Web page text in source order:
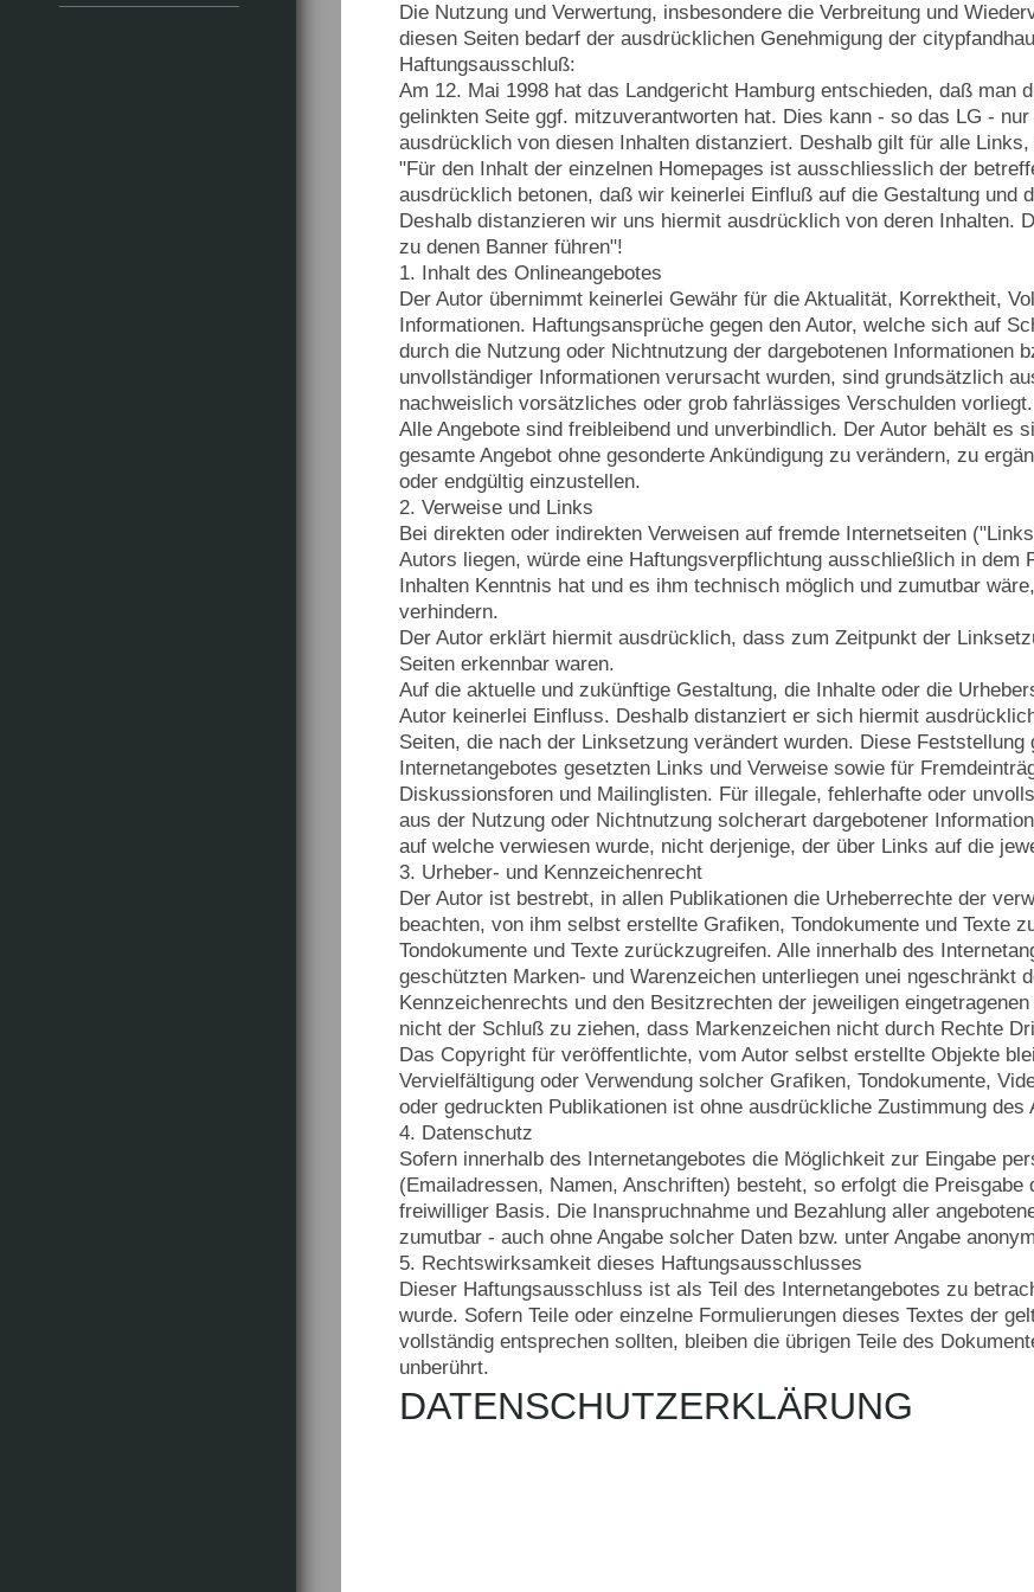
Die Nutzung und Verwertung, insbesondere die Verbreitung und
diesen Seiten bedarf der ausdrücklichen Genehmigung der
Haftungsausschluß:
Am 12. Mai 1998 hat das Landgericht Hamburg entschieden, daß man
gelinkten Seite ggf. mitzuverantworten hat. Dies kann - so das LG -
ausdrücklich von diesen Inhalten distanziert. Deshalb gilt für alle
"Für den Inhalt der einzelnen Homepages ist ausschliesslich der
ausdrücklich betonen, daß wir keinerlei Einfluß auf die Gestaltung und
Deshalb distanzieren wir uns hiermit ausdrücklich von deren Inhalten.
zu denen Banner führen"!
1. Inhalt des Onlineangebotes
Der Autor übernimmt keinerlei Gewähr für die Aktualität, Korrektheit,
Informationen. Haftungsansprüche gegen den Autor, welche sich auf
durch die Nutzung oder Nichtnutzung der dargebotenen Informationen
unvollständiger Informationen verursacht wurden, sind grundsätzlich
nachweislich vorsätzliches oder grob fahrlässiges Verschulden vorliegt.
Alle Angebote sind freibleibend und unverbindlich. Der Autor behält es
gesamte Angebot ohne gesonderte Ankündigung zu verändern, zu
oder endgültig einzustellen.
2. Verweise und Links
Bei direkten oder indirekten Verweisen auf fremde Internetseiten
Autors liegen, würde eine Haftungsverpflichtung ausschließlich in dem
Inhalten Kenntnis hat und es ihm technisch möglich und zumutbar
verhindern.
Der Autor erklärt hiermit ausdrücklich, dass zum Zeitpunkt der
Seiten erkennbar waren.
Auf die aktuelle und zukünftige Gestaltung, die Inhalte oder die
Autor keinerlei Einfluss. Deshalb distanziert er sich hiermit
Seiten, die nach der Linksetzung verändert wurden. Diese
Internetangebotes gesetzten Links und Verweise sowie für
Diskussionsforen und Mailinglisten. Für illegale, fehlerhafte oder
aus der Nutzung oder Nichtnutzung solcherart dargebotener
auf welche verwiesen wurde, nicht derjenige, der über Links auf die
3. Urheber- und Kennzeichenrecht
Der Autor ist bestrebt, in allen Publikationen die Urheberrechte der
beachten, von ihm selbst erstellte Grafiken, Tondokumente und Texte
Tondokumente und Texte zurückzugreifen. Alle innerhalb des
geschützten Marken- und Warenzeichen unterliegen unei ngeschränkt
Kennzeichenrechts und den Besitzrechten der jeweiligen
nicht der Schluß zu ziehen, dass Markenzeichen nicht durch Rechte
Das Copyright für veröffentlichte, vom Autor selbst erstellte Objekte
Vervielfältigung oder Verwendung solcher Grafiken, Tondokumente,
oder gedruckten Publikationen ist ohne ausdrückliche Zustimmung des
4. Datenschutz
Sofern innerhalb des Internetangebotes die Möglichkeit zur Eingabe
(Emailadressen, Namen, Anschriften) besteht, so erfolgt die
freiwilliger Basis. Die Inanspruchnahme und Bezahlung aller
zumutbar - auch ohne Angabe solcher Daten bzw. unter Angabe
5. Rechtswirksamkeit dieses Haftungsausschlusses
Dieser Haftungsausschluss ist als Teil des Internetangebotes zu
wurde. Sofern Teile oder einzelne Formulierungen dieses Textes der
vollständig entsprechen sollten, bleiben die übrigen Teile des
unberührt.
DATENSCHUTZERKLÄRUNG